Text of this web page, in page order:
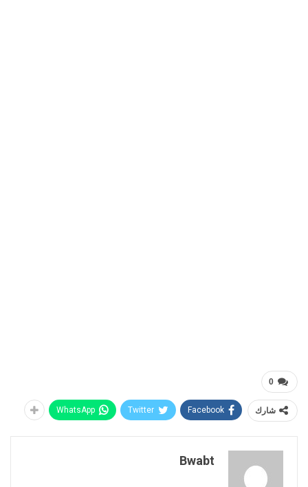
0
شارك Facebook
Twitter
WhatsApp
Bwabt